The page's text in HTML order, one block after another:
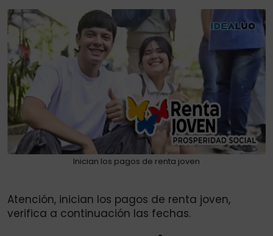
Inician los pagos de renta joven
Atención, inician los pagos de renta joven,
verifica a continuación las fechas.